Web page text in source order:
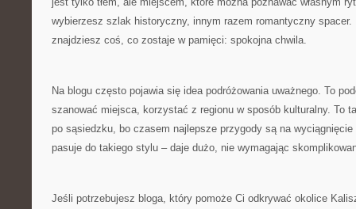
wybierzesz szlak historyczny, innym razem romantyczny
znajdziesz coś, co zostaje w pamięci: spokojna chwila.
Na blogu często pojawia się idea podróżowania uważnego. To
szanować miejsca, korzystać z regionu w sposób kulturalny. To
po sąsiedzku, bo czasem najlepsze przygody są na
pasuje do takiego stylu – daje dużo, nie wymagając
Jeśli potrzebujesz bloga, który pomoże Ci odkrywać okolice